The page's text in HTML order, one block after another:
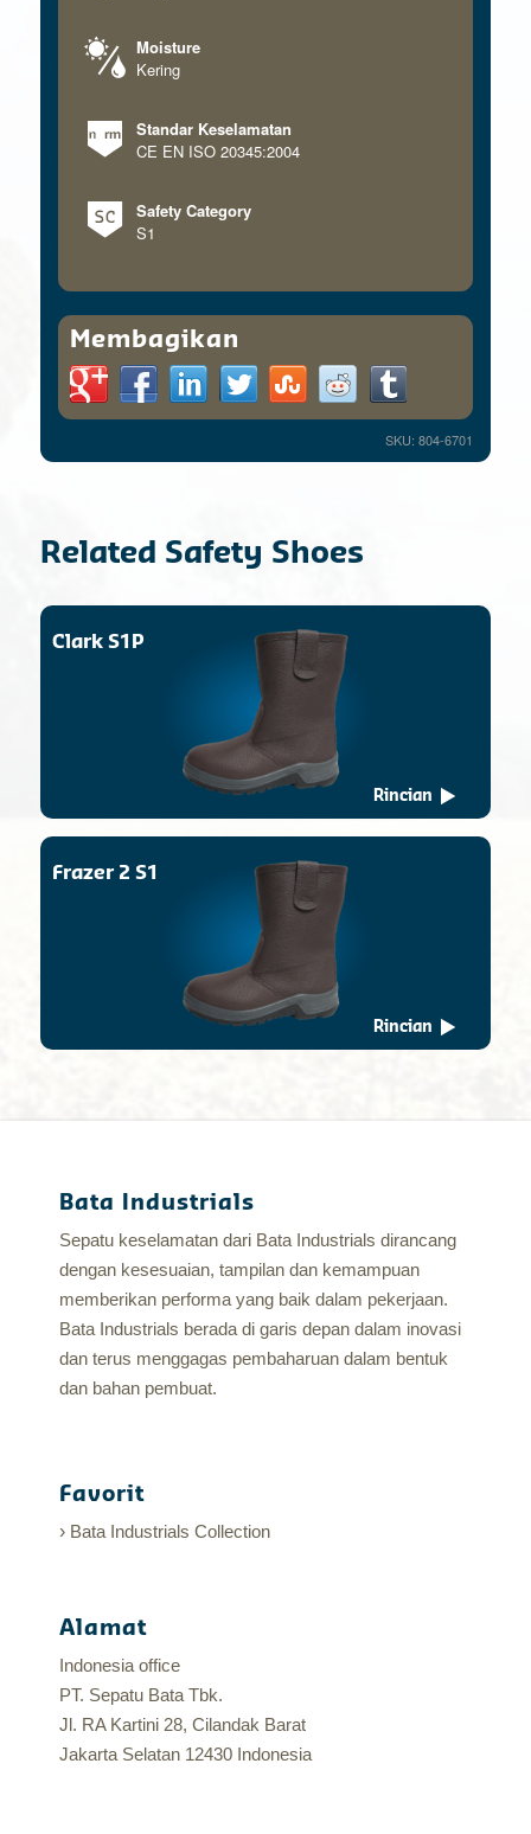
Moisture
Kering
Standar Keselamatan
CE EN ISO 20345:2004
Safety Category
S1
Membagikan
SKU: 804-6701
Related Safety Shoes
Clark S1P
Rincian
Frazer 2 S1
Rincian
Bata Industrials
Sepatu keselamatan dari Bata Industrials dirancang
dengan kesesuaian, tampilan dan kemampuan
memberikan performa yang baik dalam pekerjaan.
Bata Industrials berada di garis depan dalam inovasi
dan terus menggagas pembaharuan dalam bentuk
dan bahan pembuat.
Favorit
Bata Industrials Collection
Alamat
Indonesia office
PT. Sepatu Bata Tbk.
Jl. RA Kartini 28, Cilandak Barat
Jakarta Selatan 12430 Indonesia